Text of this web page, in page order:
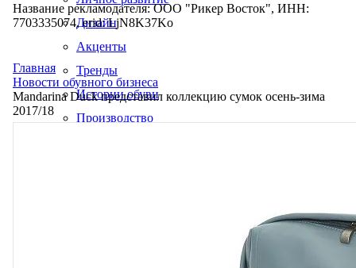
Дизайн
Акценты
Тренды
Истории обуви
Производство
Название рекламодателя: ООО "Рикер Восток", ИНН:
7703335074, erid: LjN8K37Ko
Главная
Новости обувного бизнеса
Mandarina Duck представил коллекцию сумок осень-зима
2017/18